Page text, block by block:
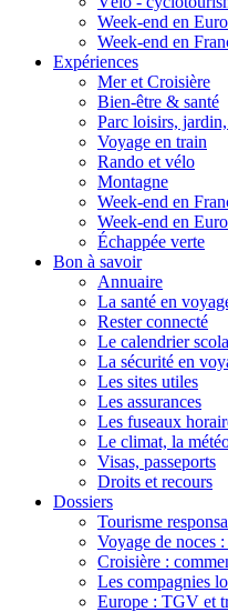
Week-end en
Week-end en
Expériences
Mer et Croisière
Bien-être & santé
Parc loisirs,
Voyage en train
Rando et vélo
Montagne
Week-end en
Week-end en
Échappée verte
Bon à savoir
Annuaire
La santé en
Rester connecté
Le calendrier
La sécurité en
Les sites utiles
Les assurances
Les fuseaux
Le climat, la
Visas, passeports
Droits et recours
Dossiers
Tourisme
Voyage de noces
Croisière :
Les compagnies
Europe : TGV et